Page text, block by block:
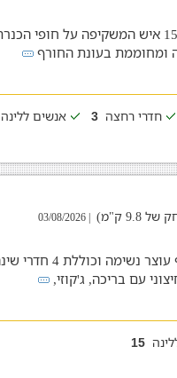
ומחוממת בעונת החורף
חדרי רחצה 3 אנשים ללינה
ק"מ) | 03/08/2026
עם בריכה, ג'קוזי,
15